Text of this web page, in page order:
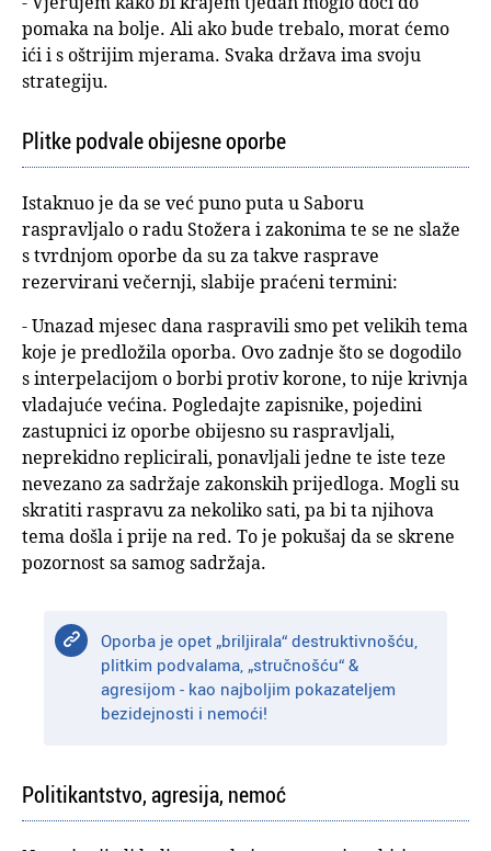
pomaka na bolje. Ali ako bude trebalo, morat ćemo
ići i s oštrijim mjerama. Svaka država ima svoju
strategiju.
Plitke podvale obijesne oporbe
Istaknuo je da se već puno puta u Saboru
raspravljalo o radu Stožera i zakonima te se ne slaže
s tvrdnjom oporbe da su za takve rasprave
rezervirani večernji, slabije praćeni termini:
- Unazad mjesec dana raspravili smo pet velikih tema
koje je predložila oporba. Ovo zadnje što se dogodilo
s interpelacijom o borbi protiv korone, to nije krivnja
vladajuće većina. Pogledajte zapisnike, pojedini
zastupnici iz oporbe obijesno su raspravljali,
neprekidno replicirali, ponavljali jedne te iste teze
nevezano za sadržaje zakonskih prijedloga. Mogli su
skratiti raspravu za nekoliko sati, pa bi ta njihova
tema došla i prije na red. To je pokušaj da se skrene
pozornost sa samog sadržaja.
Oporba je opet „briljirala“ destruktivnošću,
plitkim podvalama, „stručnošću“ &
agresijom - kao najboljim pokazateljem
bezidejnosti i nemoći!
Politikantstvo, agresija, nemoć